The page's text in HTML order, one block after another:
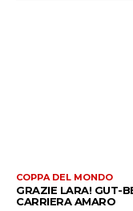
COPPA DEL MONDO
GRAZIE LARA! GUT-
CARRIERA AMARO